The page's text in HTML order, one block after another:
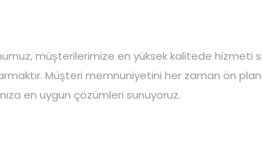
müşterilerimize en yüksek kalitede hizmeti
Müşteri memnuniyetini her zaman ön
en uygun çözümleri sunuyoruz.